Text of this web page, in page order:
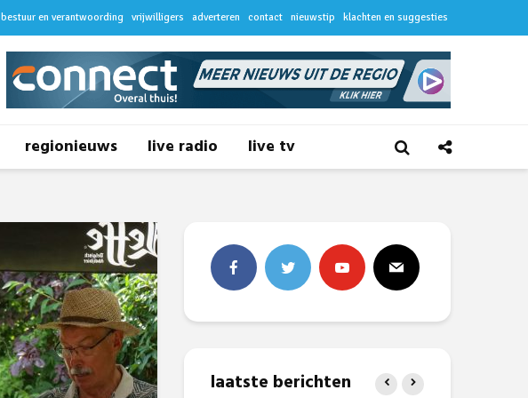
bestuur en verantwoording vrijwilligers adverteren contact nieuwstip klachten en suggesties
regionieuws live radio live tv
laatste berichten